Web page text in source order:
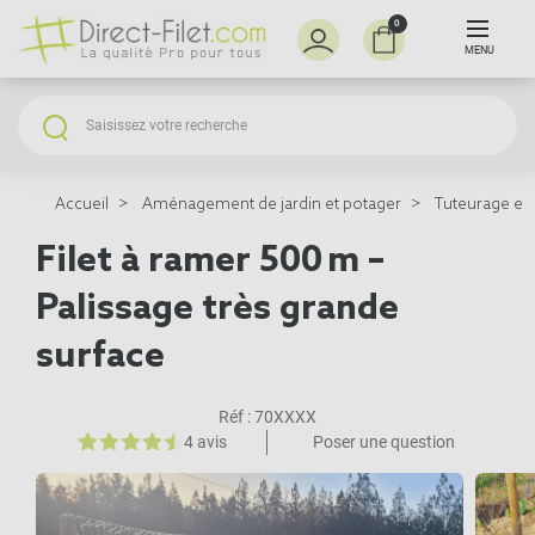
0
MENU
Accueil Aménagement de jardin et potager Tuteurage et
Filet à ramer 500 m –
Palissage très grande
surface
Réf :70XXXX
4 avis
Poser une question